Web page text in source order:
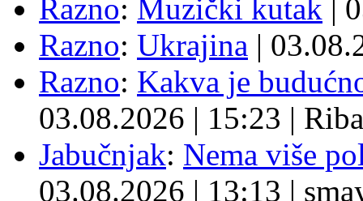
Razno: Muzički kutak |
Razno: Ukrajina |
Razno: Kakva je
03.08.2026 | 15:23 | Riba
Jabučnjak: Nema više
03.08.2026 | 13:13 |